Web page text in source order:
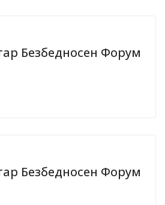
Безбедносен Форум
Безбедносен Форум